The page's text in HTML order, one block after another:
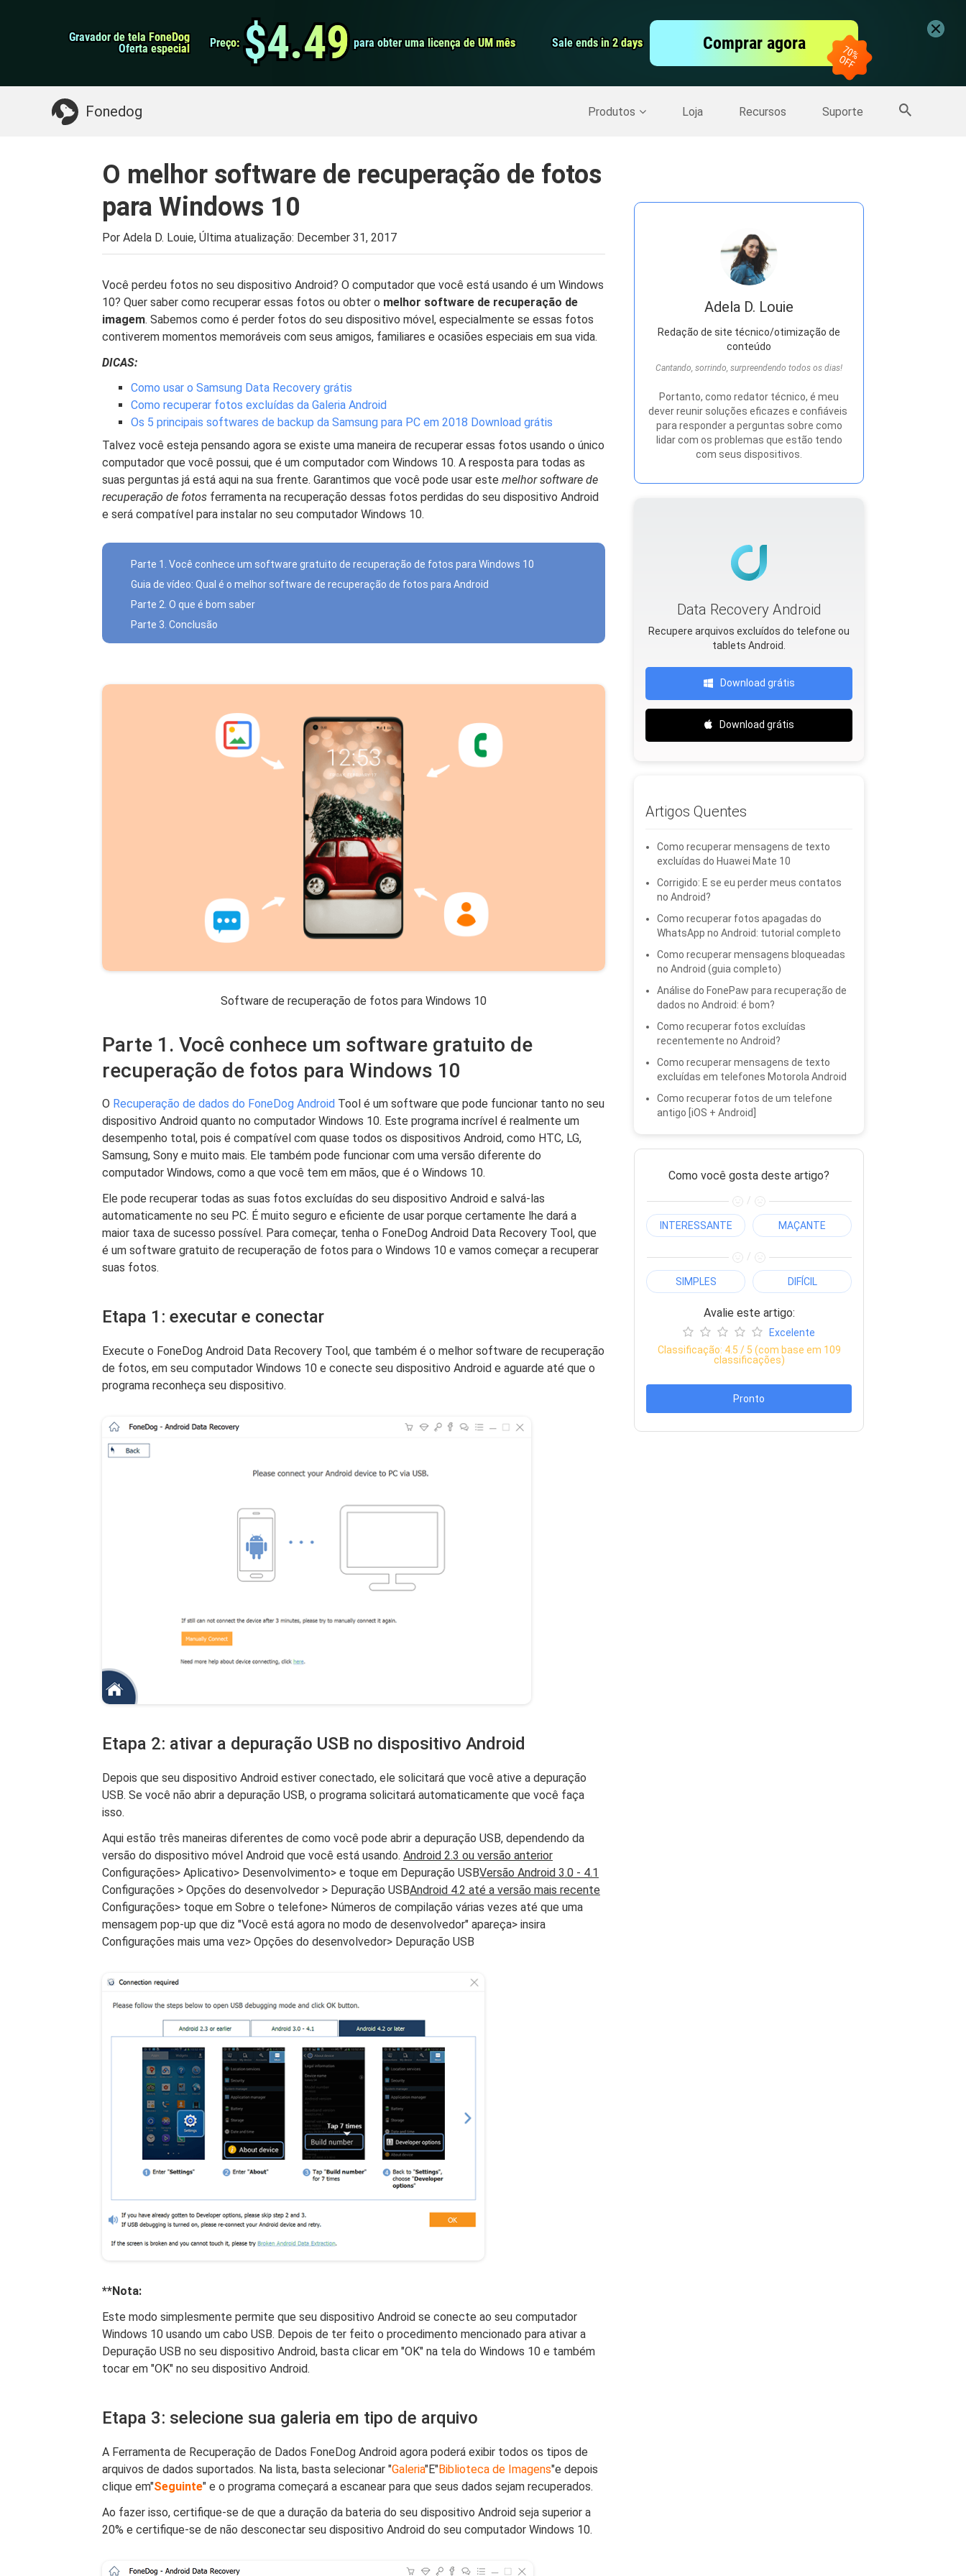
Gravador de tela FoneDog
Gravador de tela FoneDog
Oferta especial
Oferta especial Preço:
Preço: $4.49
$4.49 para obter uma licença de UM mês
para obter uma licença de UM mês Sale ends in 2 days
Sale ends in 2 days Comprar agora
Fonedog Produtos Loja Recursos Suporte
iPhone Cleaner Screen Recorder
Algo que você pode precisar: Backup do iPhone>> Mais Produtos
O melhor software de recuperação de fotos
para Windows 10
Por Adela D. Louie, Última atualização: December 31, 2017
Você perdeu fotos no seu dispositivo Android? O computador que você está usando é um Windows
10? Quer saber como recuperar essas fotos ou obter o melhor software de recuperação de
imagem. Sabemos como é perder fotos do seu dispositivo móvel, especialmente se essas fotos
contiverem momentos memoráveis ​​com seus amigos, familiares e ocasiões especiais em sua vida.
DICAS:
Como usar o Samsung Data Recovery grátis
Como recuperar fotos excluídas da Galeria Android
Os 5 principais softwares de backup da Samsung para PC em 2018 Download grátis
Talvez você esteja pensando agora se existe uma maneira de recuperar essas fotos usando o único
computador que você possui, que é um computador com Windows 10. A resposta para todas as
suas perguntas já está aqui na sua frente. Garantimos que você pode usar este melhor software de
recuperação de fotos ferramenta na recuperação dessas fotos perdidas do seu dispositivo Android
e será compatível para instalar no seu computador Windows 10.
Parte 1. Você conhece um software gratuito de recuperação de fotos para Windows 10
Guia de vídeo: Qual é o melhor software de recuperação de fotos para Android
Parte 2. O que é bom saber
Parte 3. Conclusão
Software de recuperação de fotos para Windows 10
Parte 1. Você conhece um software gratuito de
recuperação de fotos para Windows 10
O Recuperação de dados do FoneDog Android Tool é um software que pode funcionar tanto no seu
dispositivo Android quanto no computador Windows 10. Este programa incrível é realmente um
desempenho total, pois é compatível com quase todos os dispositivos Android, como HTC, LG,
Samsung, Sony e muito mais. Ele também pode funcionar com uma versão diferente do
computador Windows, como a que você tem em mãos, que é o Windows 10.
Ele pode recuperar todas as suas fotos excluídas do seu dispositivo Android e salvá-las
automaticamente no seu PC. É muito seguro e eficiente de usar porque certamente lhe dará a
maior taxa de sucesso possível. Para começar, tenha o FoneDog Android Data Recovery Tool, que
é um software gratuito de recuperação de fotos para o Windows 10 e vamos começar a recuperar
suas fotos.
Etapa 1: executar e conectar
Execute o FoneDog Android Data Recovery Tool, que também é o melhor software de recuperação
de fotos, em seu computador Windows 10 e conecte seu dispositivo Android e aguarde até que o
programa reconheça seu dispositivo.
Etapa 2: ativar a depuração USB no dispositivo Android
Depois que seu dispositivo Android estiver conectado, ele solicitará que você ative a depuração
USB. Se você não abrir a depuração USB, o programa solicitará automaticamente que você faça
isso.
Aqui estão três maneiras diferentes de como você pode abrir a depuração USB, dependendo da
versão do dispositivo móvel Android que você está usando. Android 2.3 ou versão anterior
Configurações> Aplicativo> Desenvolvimento> e toque em Depuração USBVersão Android 3.0 - 4.1
Configurações > Opções do desenvolvedor > Depuração USBAndroid 4.2 até a versão mais recente
Configurações> toque em Sobre o telefone> Números de compilação várias vezes até que uma
mensagem pop-up que diz "Você está agora no modo de desenvolvedor" apareça> insira
Configurações mais uma vez> Opções do desenvolvedor> Depuração USB
**Nota:
Este modo simplesmente permite que seu dispositivo Android se conecte ao seu computador
Windows 10 usando um cabo USB. Depois de ter feito o procedimento mencionado para ativar a
Depuração USB no seu dispositivo Android, basta clicar em "OK" na tela do Windows 10 e também
tocar em "OK" no seu dispositivo Android.
Etapa 3: selecione sua galeria em tipo de arquivo
A Ferramenta de Recuperação de Dados FoneDog Android agora poderá exibir todos os tipos de
arquivos de dados suportados. Na lista, basta selecionar "Galeria"E"Biblioteca de Imagens"e depois
clique em"Seguinte" e o programa começará a escanear para que seus dados sejam recuperados.
Ao fazer isso, certifique-se de que a duração da bateria do seu dispositivo Android seja superior a
20% e certifique-se de não desconectar seu dispositivo Android do seu computador Windows 10.
Adela D. Louie
Redação de site técnico/otimização de
conteúdo
Cantando, sorrindo, surpreendendo todos os dias!
Portanto, como redator técnico, é meu
dever reunir soluções eficazes e confiáveis ​​
para responder a perguntas sobre como
lidar com os problemas que estão tendo
com seus dispositivos.
Data Recovery Android
Recupere arquivos excluídos do telefone ou
tablets Android.
Download grátis
Download grátis
Artigos Quentes
Como recuperar mensagens de texto
excluídas do Huawei Mate 10
Corrigido: E se eu perder meus contatos
no Android?
Como recuperar fotos apagadas do
WhatsApp no ​​Android: tutorial completo
Como recuperar mensagens bloqueadas
no Android (guia completo)
Análise do FonePaw para recuperação de
dados no Android: é bom?
Como recuperar fotos excluídas
recentemente no Android?
Como recuperar mensagens de texto
excluídas em telefones Motorola Android
Como recuperar fotos de um telefone
antigo [iOS + Android]
Como você gosta deste artigo?
/
INTERESSANTE MAÇANTE
/
SIMPLES DIFÍCIL
Avalie este artigo:
Excelente
Classificação: 4.5 / 5 (com base em 109
classificações)
Pronto